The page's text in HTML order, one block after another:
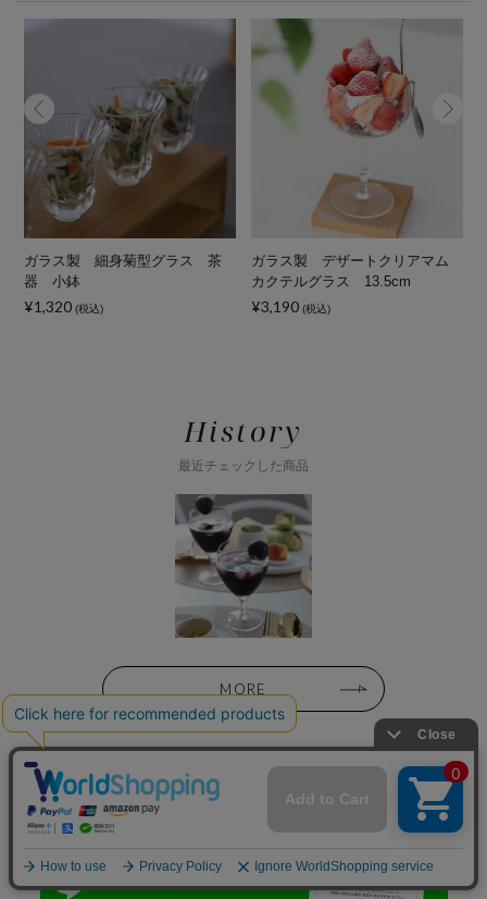
ガラス製 細身菊型グラス 茶
器 小鉢
¥1,320 (税込)
ガラス製 デザートクリアマム
カクテルグラス 13.5cm
¥3,190 (税込)
History
最近チェックした商品
MORE